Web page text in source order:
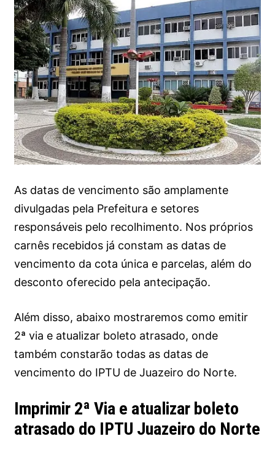
As datas de vencimento são amplamente
divulgadas pela Prefeitura e setores
responsáveis pelo recolhimento. Nos próprios
carnês recebidos já constam as datas de
vencimento da cota única e parcelas, além do
desconto oferecido pela antecipação.
Além disso, abaixo mostraremos como emitir
2ª via e atualizar boleto atrasado, onde
também constarão todas as datas de
vencimento do IPTU de Juazeiro do Norte.
Imprimir 2ª Via e atualizar boleto
atrasado do IPTU Juazeiro do Norte